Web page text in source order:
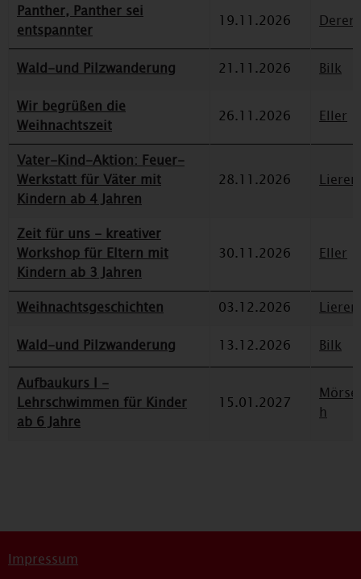
Panther, Panther sei
entspannter
19.11.2026
Wald-und Pilzwanderung 21.11.2026
Bilk
Wir begrüßen die
Weihnachtszeit
26.11.2026 Eller
Vater-Kind-Aktion: Feuer-
Werkstatt für Väter mit
Kindern ab 4 Jahren
28.11.2026
Zeit für uns - kreativer
Workshop für Eltern mit
Kindern ab 3 Jahren
30.11.2026 Eller
Weihnachtsgeschichten 03.12.2026
Wald-und Pilzwanderung
13.12.2026
Bilk
Aufbaukurs I -
Lehrschwimmen für Kinder
ab 6 Jahre
15.01.2027
h
Impressum